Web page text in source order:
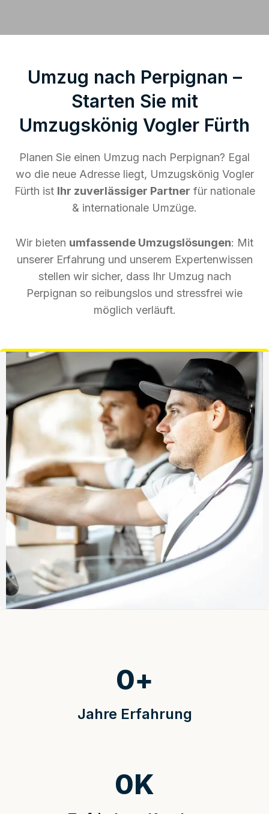
Umzug nach Perpignan –
Starten Sie mit
Umzugskönig Vogler Fürth
Planen Sie einen Umzug nach Perpignan? Egal
wo die neue Adresse liegt, Umzugskönig Vogler
Fürth ist Ihr zuverlässiger Partner für nationale
& internationale Umzüge.
Wir bieten umfassende Umzugslösungen: Mit
unserer Erfahrung und unserem Expertenwissen
stellen wir sicher, dass Ihr Umzug nach
Perpignan so reibungslos und stressfrei wie
möglich verläuft.
Jahre Erfahrung
0+
0K